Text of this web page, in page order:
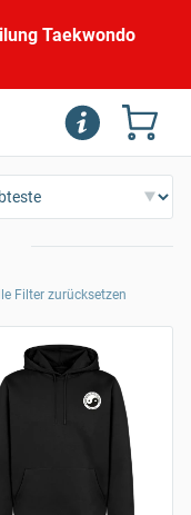
Taekwondo
Filter zurücksetzen